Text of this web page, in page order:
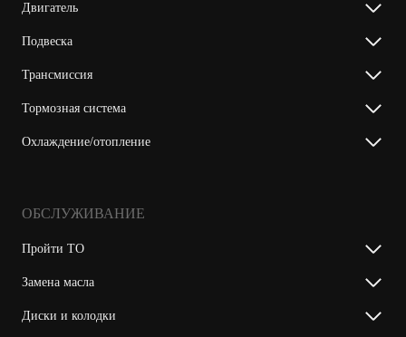
Двигатель
Подвеска
Трансмиссия
Тормозная система
Охлаждение/отопление
ОБСЛУЖИВАНИЕ
Пройти ТО
Замена масла
Диски и колодки